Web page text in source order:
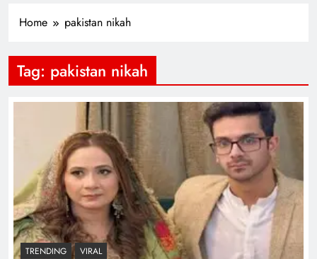
Home pakistan nikah
Tag: pakistan nikah
TRENDING VIRAL